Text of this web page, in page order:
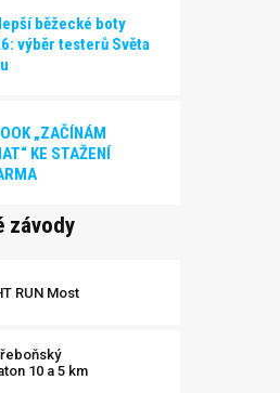
běžecké boty
výběr testerů Světa
„ZAČÍNÁM
KE STAŽENÍ
závody
RUN Most
10 a 5 km